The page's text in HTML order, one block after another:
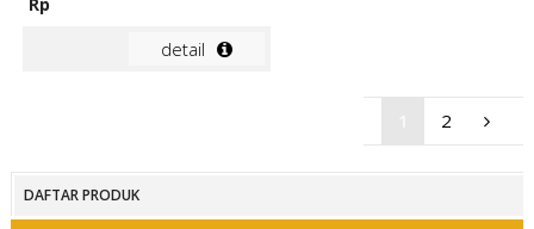
detail
2
DAFTAR PRODUK